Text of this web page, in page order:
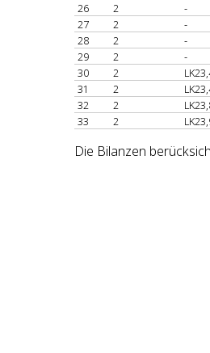
26
2
-
27
2
-
28
2
-
29
2
-
30
2
31
2
32
2
33
2
Die Bilanzen